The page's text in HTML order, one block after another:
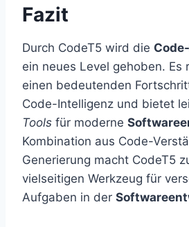
Fazit
Durch CodeT5 wird die
ein neues Level gehoben. Es
einen bedeutenden
Code-Intelligenz und bietet
Tools für moderne
Kombination aus Code-
Generierung macht CodeT5
vielseitigen Werkzeug für
Aufgaben in der